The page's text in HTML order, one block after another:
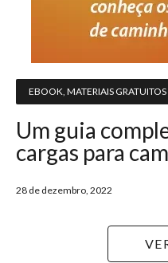
EBOOK MATERIAIS GRATUITOS
Um guia
cargas para
28 de dezembro, 2022